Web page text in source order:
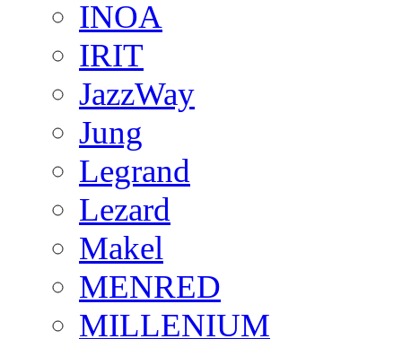
INOA
IRIT
JazzWay
Jung
Legrand
Lezard
Makel
MENRED
MILLENIUM